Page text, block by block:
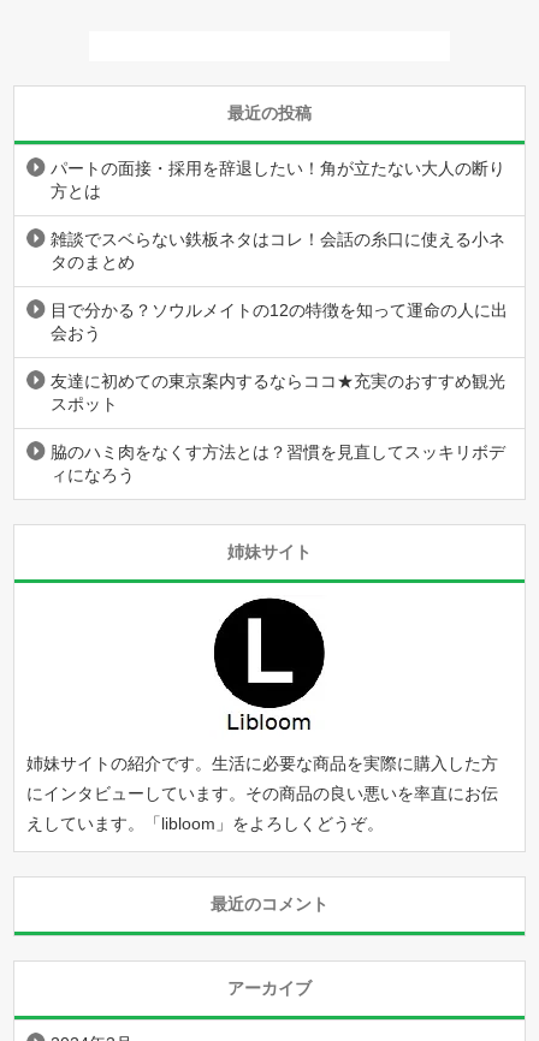
最近の投稿
パートの面接・採用を辞退したい！角が立たない大人の断り
方とは
雑談でスベらない鉄板ネタはコレ！会話の糸口に使える小ネ
タのまとめ
目で分かる？ソウルメイトの12の特徴を知って運命の人に出
会おう
友達に初めての東京案内するならココ★充実のおすすめ観光
スポット
脇のハミ肉をなくす方法とは？習慣を見直してスッキリボデ
ィになろう
姉妹サイト
姉妹サイトの紹介です。生活に必要な商品を実際に購入した方
にインタビューしています。その商品の良い悪いを率直にお伝
えしています。「libloom 」をよろしくどうぞ。
最近のコメント
アーカイブ